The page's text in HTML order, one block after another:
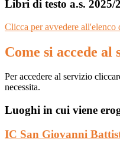
Libri di testo a.s. 2025/
Clicca per avvedere all'elenco
Come si accede al
Per accedere al servizio
necessita.
Luoghi in cui viene
IC San Giovanni